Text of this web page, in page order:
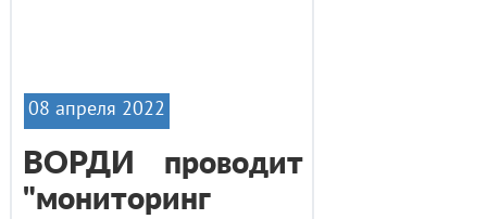
ВОРДИ проводит
"мониторинг
08 апреля 2022